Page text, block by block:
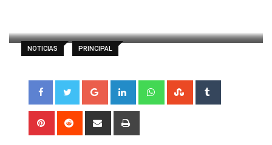
NOTICIAS PRINCIPAL
Google+ LinkedIn WhatsappStumbleUpon
Pinterest Reddit
Share